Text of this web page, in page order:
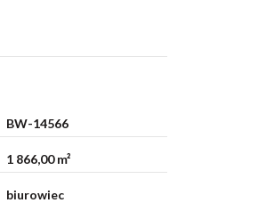
BW-14566
1 866,00 m²
biurowiec